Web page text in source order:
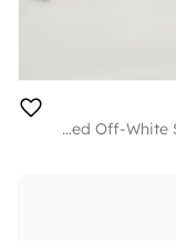
ABU DHABI Verified Off-White Sweatshirt